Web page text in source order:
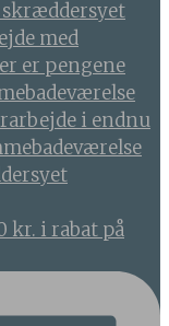
kr. i rabat på